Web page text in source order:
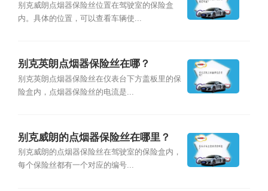
别克威朗点烟器保险丝位置在驾驶室的保险盒
内。具体的位置，可以查看车辆使...
别克英朗点烟器保险丝在哪？
别克英朗点烟器保险丝在仪表台下方盖板里的保
险盒内，点烟器保险丝的电流是...
别克威朗的点烟器保险丝在哪里？
别克威朗的点烟器保险丝在驾驶室的保险盒内，
每个保险丝都有一个对应的编号...